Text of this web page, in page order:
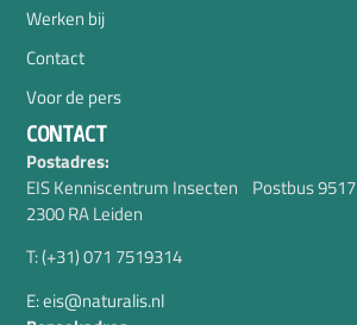
Werken bij
Contact
Voor de pers
CONTACT
Postadres:
EIS Kenniscentrum Insecten Postbus 9517
2300 RA Leiden
T: (+31) 071 7519314
E: eis@naturalis.nl